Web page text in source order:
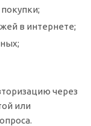
в интернете;
через
или